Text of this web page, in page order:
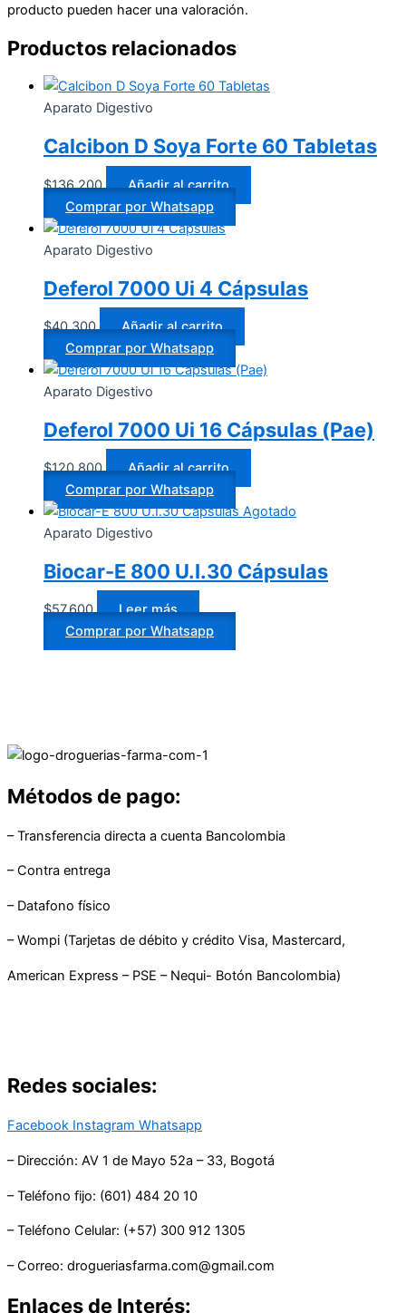
producto pueden hacer una valoración.
Productos relacionados
Aparato Digestivo
Calcibon D Soya Forte 60 Tabletas
$136.200
Añadir al carrito
Comprar por Whatsapp
Aparato Digestivo
Deferol 7000 Ui 4 Cápsulas
$40.300
Añadir al carrito
Comprar por Whatsapp
Aparato Digestivo
Deferol 7000 Ui 16 Cápsulas (Pae)
$120.800
Añadir al carrito
Comprar por Whatsapp
Agotado
Aparato Digestivo
Biocar-E 800 U.I.30 Cápsulas
$57.600
Leer más
Comprar por Whatsapp
Métodos de pago:
– Transferencia directa a cuenta Bancolombia
– Contra entrega
– Datafono físico
– Wompi (Tarjetas de débito y crédito Visa, Mastercard,
American Express – PSE – Nequi- Botón Bancolombia)
Redes sociales:
Facebook Instagram Whatsapp
– Dirección: AV 1 de Mayo 52a – 33, Bogotá
– Teléfono fijo: (601) 484 20 10
– Teléfono Celular: (+57) 300 912 1305
– Correo: drogueriasfarma.com@gmail.com
Enlaces de Interés: